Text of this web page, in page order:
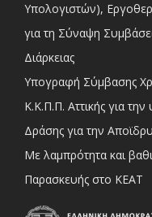
Υπολογιστών),
για τη Σύναψη
Διάρκειας
Υπογραφή Σύμβασης
Κ.Κ.Π.Π. Αττικής για
Δράσης για την
Με λαμπρότητα και
Παρασκευής στο ΚΕΑΤ